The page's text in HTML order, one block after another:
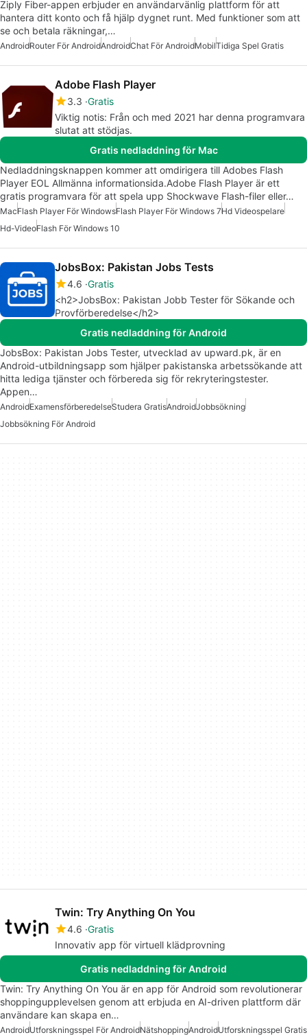
Ziply Fiber-appen erbjuder en användarvänlig plattform för att
hantera ditt konto och få hjälp dygnet runt. Med funktioner som att
se och betala räkningar,…
AndroidRouter För AndroidAndroidChat För AndroidMobilTidiga Spel Gratis
Adobe Flash Player
3.3 Gratis
Viktig notis: Från och med 2021 har denna programvara
slutat att stödjas.
Gratis nedladdning för Mac
Nedladdningsknappen kommer att omdirigera till Adobes Flash
Player EOL Allmänna informationsida.Adobe Flash Player är ett
gratis programvara för att spela upp Shockwave Flash-filer eller…
MacFlash Player För WindowsFlash Player För Windows 7Hd Videospelare
Hd-VideoFlash För Windows 10
JobsBox: Pakistan Jobs Tests
4.6 Gratis
<h2>JobsBox: Pakistan Jobb Tester för Sökande och
Provförberedelse</h2>
Gratis nedladdning för Android
JobsBox: Pakistan Jobs Tester, utvecklad av upward.pk, är en
Android-utbildningsapp som hjälper pakistanska arbetssökande att
hitta lediga tjänster och förbereda sig för rekryteringstester.
Appen…
AndroidExamensförberedelseStudera GratisAndroidJobbsökning
Jobbsökning För Android
Twin: Try Anything On You
4.6 Gratis
Innovativ app för virtuell klädprovning
Gratis nedladdning för Android
Twin: Try Anything On You är en app för Android som revolutionerar
shoppingupplevelsen genom att erbjuda en AI-driven plattform där
användare kan skapa en…
AndroidUtforskningsspel För AndroidNätshoppingAndroidUtforskningsspel Gratis